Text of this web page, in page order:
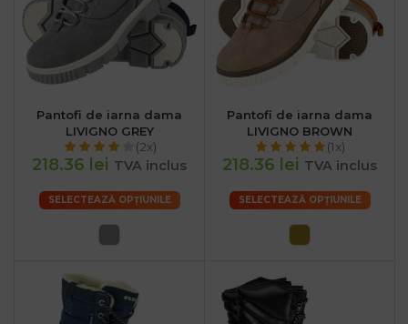
Pantofi de iarna dama
LIVIGNO GREY
(2x)
218.36 lei TVA inclus
SELECTEAZĂ OPȚIUNILE
Pantofi de iarna dama
LIVIGNO BROWN
(1x)
218.36 lei TVA inclus
SELECTEAZĂ OPȚIUNILE